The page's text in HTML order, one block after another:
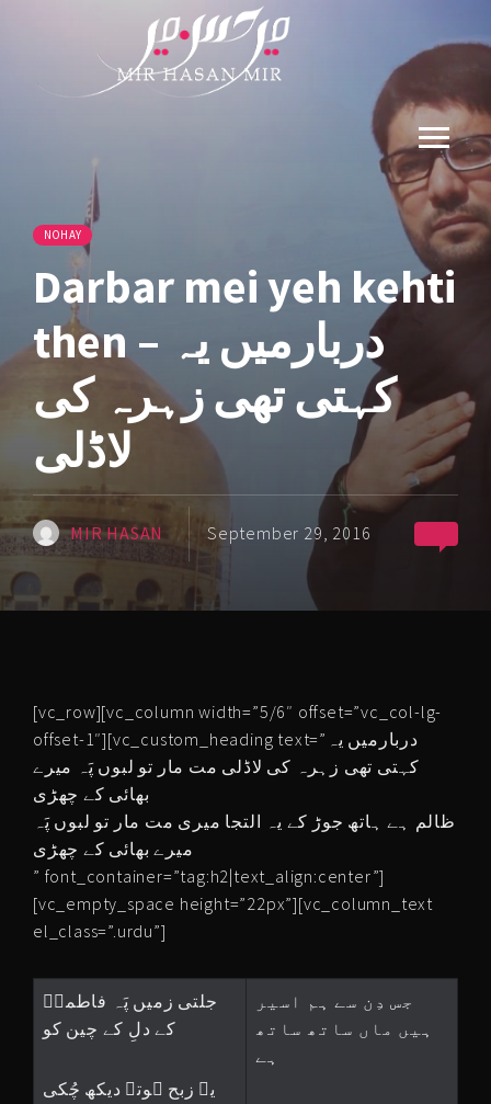
NOHAY
Darbar mei yeh kehti
then – دربارمیں یہ
کہتی تھی زہرہ کی
لاڈلی
MIR HASAN September 29, 2016
[vc_row][vc_column width=”5/6″ offset=”vc_col-lg-
offset-1″][vc_custom_heading text=”دربارمیں یہ
کہتی تھی زہرہ کی لاڈلی مت مار تو لبوں پَہ میرے
بھائی کے چھڑی
ظالم ہے ہاتھ جوڑ کے یہ التجا میری مت مار تو لبوں پَہ
میرے بھائی کے چھڑی
” font_container=”tag:h2|text_align:center”]
[vc_empty_space height=”22px”][vc_column_text
el_class=”.urdu”]
جلتی زمیں پَہ فاطمہؑ
کے دلِ کے چین کو
یہ زبح ہوتے دیکھ چُکی
جس دِن سے ہم اسیر
ہیں ماں ساتھ ساتھ
ہے